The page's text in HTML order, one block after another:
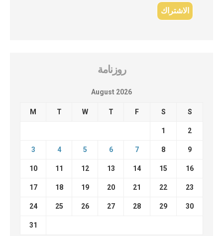
روزنامة
August 2026
M T W T F S S
1 2
3 4 5 6 7 8 9
10 11 12 13 14 15 16
17 18 19 20 21 22 23
24 25 26 27 28 29 30
31